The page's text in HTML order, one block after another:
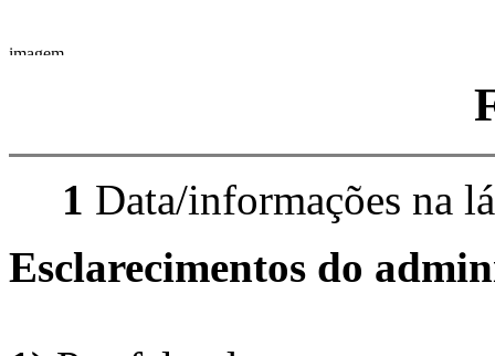
1 Data/informações na
Esclarecimentos do